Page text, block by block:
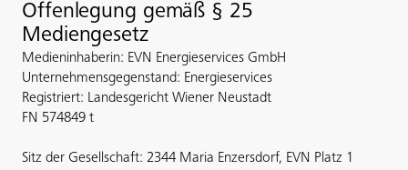
Offenlegung gemäß § 25
Mediengesetz
Medieninhaberin: EVN Energieservices GmbH
Unternehmensgegenstand: Energieservices
Registriert: Landesgericht Wiener Neustadt
FN 574849 t
Sitz der Gesellschaft: 2344 Maria Enzersdorf, EVN Platz 1